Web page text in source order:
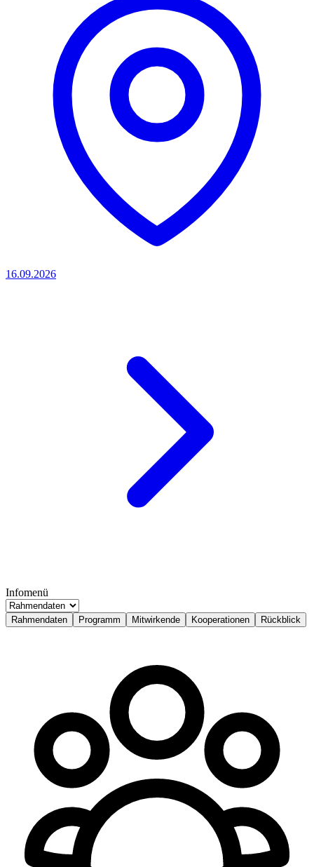
16.09.2026
Infomenü
Rahmendaten Programm Mitwirkende Kooperationen Rückblick